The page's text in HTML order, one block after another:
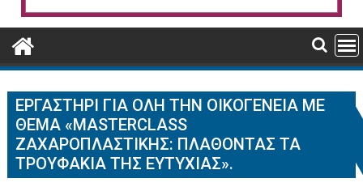
ΕΡΓΑΣΤΉΡΙ ΓΙΑ ΌΛΗ ΤΗΝ ΟΙΚΟΓΈΝΕΙΑ ΜΕ
ΘΈΜΑ «MASTERCLASS
ΖΑΧΑΡΟΠΛΑΣΤΙΚΉΣ: ΠΛΆΘΟΝΤΑΣ ΤΑ
ΤΡΟΥΦΆΚΙΑ ΤΗΣ ΕΥΤΥΧΊΑΣ».